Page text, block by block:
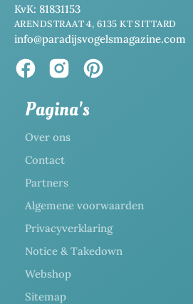
KvK: 81831153
ARENDSTRAAT 4, 6135 KT SITTARD
info@paradijsvogelsmagazine.com
Pagina's
Over ons
Contact
Partners
Algemene voorwaarden
Privacyverklaring
Notice & Takedown
Webshop
Sitemap